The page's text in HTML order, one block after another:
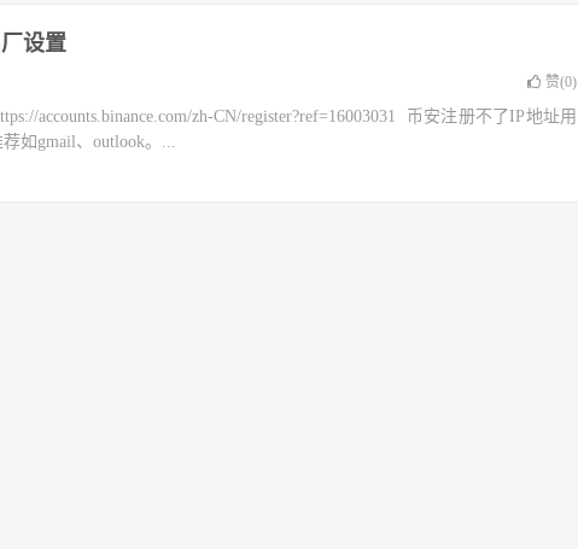
设置
赞(0)
accounts.binance.com/zh-CN/register?ref=16003031 币安注册不了IP地址用
如gmail、outlook。...